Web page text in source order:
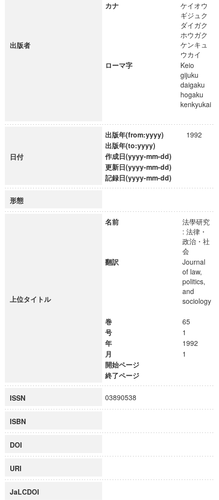
出版者
カナ
ケイオウ
ギジュク
ダイガク
ホウガク
ケンキュ
ウカイ
ローマ字
Keio
gijuku
daigaku
hogaku
kenkyukai
日付
出版年(from:yyyy)
1992
出版年(to:yyyy)
作成日(yyyy-mm-dd)
更新日(yyyy-mm-dd)
記録日(yyyy-mm-dd)
形態
上位タイトル
名前
法學研究
: 法律・
政治・社
会
翻訳
Journal
of law,
politics,
and
sociology
巻
65
号
1
年
1992
月
1
開始ページ
終了ページ
ISSN 03890538
ISBN
DOI
URI
JaLCDOI